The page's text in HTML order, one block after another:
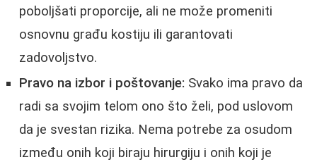
poboljšati proporcije, ali ne može promeniti
osnovnu građu kostiju ili garantovati
zadovoljstvo.
Pravo na izbor i poštovanje: Svako ima pravo da
radi sa svojim telom ono što želi, pod uslovom
da je svestan rizika. Nema potrebe za osudom
između onih koji biraju hirurgiju i onih koji je